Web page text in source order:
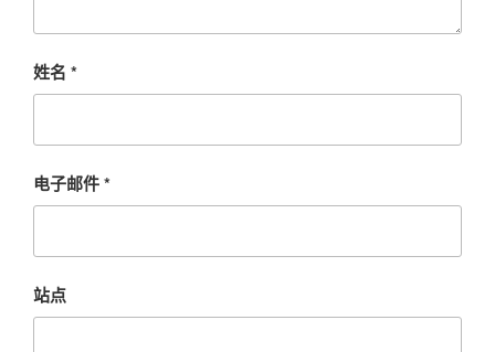
姓名 *
电子邮件*
站点